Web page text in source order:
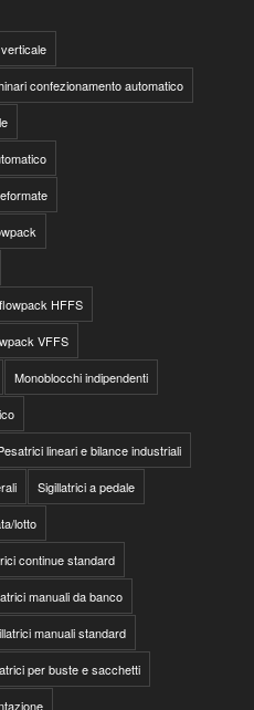
confezionamento automatico
HFFS
VFFS
Monoblocchi indipendenti
lineari e bilance industriali
Sigillatrici a pedale
lotto
continue standard
manuali da banco
manuali standard
per buste e sacchetti